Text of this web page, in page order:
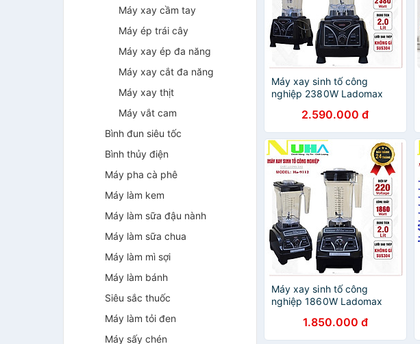
Máy xay cầm tay
Máy ép trái cây
Máy xay ép đa năng
Máy xay cắt đa năng
Máy xay thịt
Máy vắt cam
Bình đun siêu tốc
Bình thủy điện
Máy pha cà phê
Máy làm kem
Máy làm sữa đậu nành
Máy làm sữa chua
Máy làm mì sợi
Máy làm bánh
Siêu sắc thuốc
Máy làm tỏi đen
Máy sấy chén
Máy xay sinh tố công
nghiệp 2380W Ladomax
kiệm điện, chân đế nhôm
tản nhiệt tốt, moto lõi đồng,
xay rau má, xay đá, sinh
tố...có linh kiện thay thế -
Hàng chính hãng
2.590.000 đ
Máy xay sinh tố công
nghiệp 1860W Ladomax
sinh tố chuyên quán - Hàng
chính hãng
1.850.000 đ